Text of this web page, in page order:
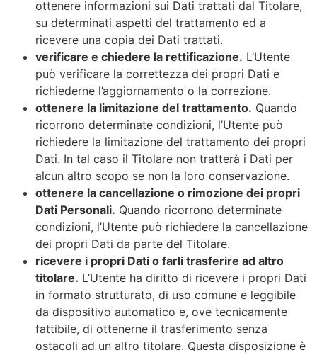
ottenere informazioni sui Dati trattati dal Titolare,
su determinati aspetti del trattamento ed a
ricevere una copia dei Dati trattati.
verificare e chiedere la rettificazione. L’Utente
può verificare la correttezza dei propri Dati e
richiederne l’aggiornamento o la correzione.
ottenere la limitazione del trattamento. Quando
ricorrono determinate condizioni, l’Utente può
richiedere la limitazione del trattamento dei propri
Dati. In tal caso il Titolare non tratterà i Dati per
alcun altro scopo se non la loro conservazione.
ottenere la cancellazione o rimozione dei propri
Dati Personali. Quando ricorrono determinate
condizioni, l’Utente può richiedere la cancellazione
dei propri Dati da parte del Titolare.
ricevere i propri Dati o farli trasferire ad altro
titolare. L’Utente ha diritto di ricevere i propri Dati
in formato strutturato, di uso comune e leggibile
da dispositivo automatico e, ove tecnicamente
fattibile, di ottenerne il trasferimento senza
ostacoli ad un altro titolare. Questa disposizione è